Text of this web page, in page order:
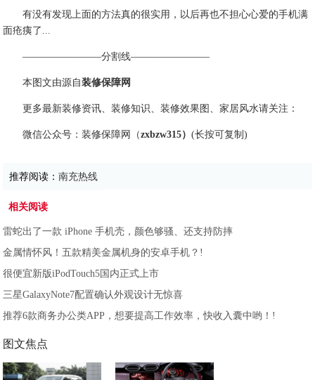
有没有发现上面的方法真的很实用，以后再也不担心心爱的手机满
面疮痍了...
————————分割线————————
本图文由源自装修保障网
更多最新装修资讯、装修知识、装修效果图、家居风水请关注：
微信公众号：装修保障网（zxbzw315）(长按可复制)
推荐阅读：南充热线
相关阅读
雷蛇出了一款 iPhone 手机壳，颜色够骚、还支持防摔
金属情怀风！五款精美金属机身的安卓手机？!
很便宜新版iPodTouch5国内正式上市
三星GalaxyNote7配置确认外观设计无惊喜
推荐6款商务办公类APP，想要提高工作效率，快收入囊中哟！!
图文焦点